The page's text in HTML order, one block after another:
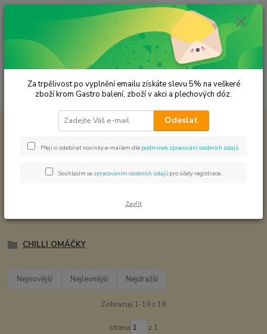
Menu
Hledat
ks
za 0,00 Kč
Zavařeniny - Chilli omáčky - Superpotraviny
Zavařeniny - Chilli omáčky -
Superpotraviny
CHILLI OMÁČKY
Nejnovější Nejlevnější Nejdražší
Zobrazuji 1-19 z 19
strana z 1
Za trpělivost po vyplnění emailu získáte slevu 5% na veškeré
zboží krom Gastro balení, zboží v akci a plechových dóz.
Odeslat
Přeji si odebírat novinky e-mailem dle podmínek zpracování osobních údajů
Souhlasím se zpracováním osobních údajů pro účely registrace.
Zavřít